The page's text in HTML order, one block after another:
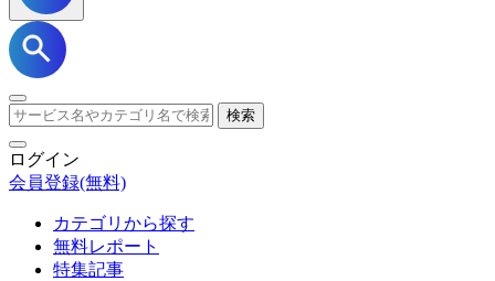
検索
ログイン
会員登録(無料)
カテゴリから探す
無料レポート
特集記事